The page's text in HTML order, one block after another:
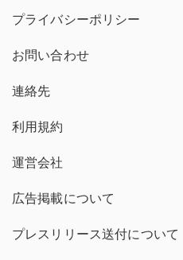
プライバシーポリシー
お問い合わせ
連絡先
利用規約
運営会社
広告掲載について
プレスリリース送付について